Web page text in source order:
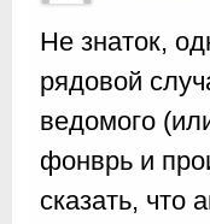
Не знаток,
рядовой
ведомого
фонврь и
сказать,